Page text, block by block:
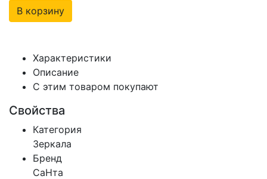
В корзину
Характеристики
Описание
С этим товаром покупают
Свойства
Категория
Зеркала
Бренд
СаНта